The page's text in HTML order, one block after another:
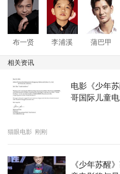
故事围绕少年成长历程展开，
传递积极向上的精神内核。静
天独厚的自然山水风光。
布一贤 李浦溪 蒲巴甲
相关资讯
电影《少年
哥国际儿童
猫眼电影 刚刚
《少年苏醒